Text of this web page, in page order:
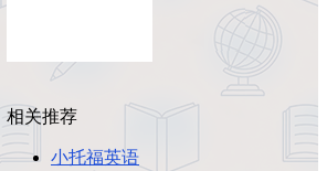
相关推荐
小托福英语